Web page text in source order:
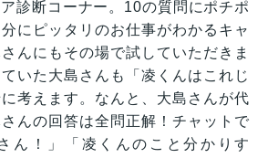
診断コーナー。10の質問にポチポ
にピッタリのお仕事がわかるキャ
んにもその場で試していただきま
いた大島さんも「凌くんはこれじ
考えます。なんと、大島さんが代
んの回答は全問正解！チャットで
ん！」「凌くんのこと分かりす